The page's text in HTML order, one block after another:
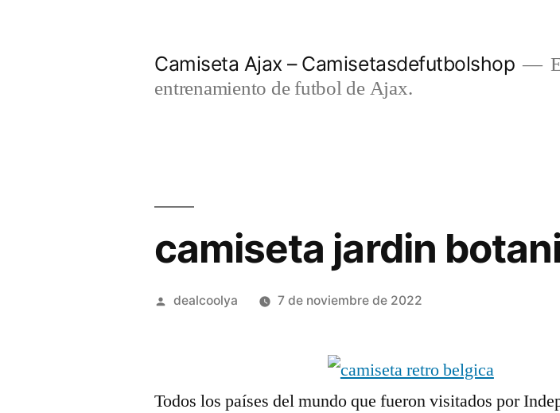
Camiseta Ajax – Camisetasdefutbolshop
entrenamiento de futbol de Ajax.
camiseta jardin
Publicado
dealcoolya 7 de noviembre de 2022
Todos los países del mundo que fueron visitados por